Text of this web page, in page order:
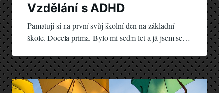
Vzdělání s ADHD
Pamatuji si na první svůj školní den na základní
škole. Docela prima. Bylo mi sedm let a já jsem se…